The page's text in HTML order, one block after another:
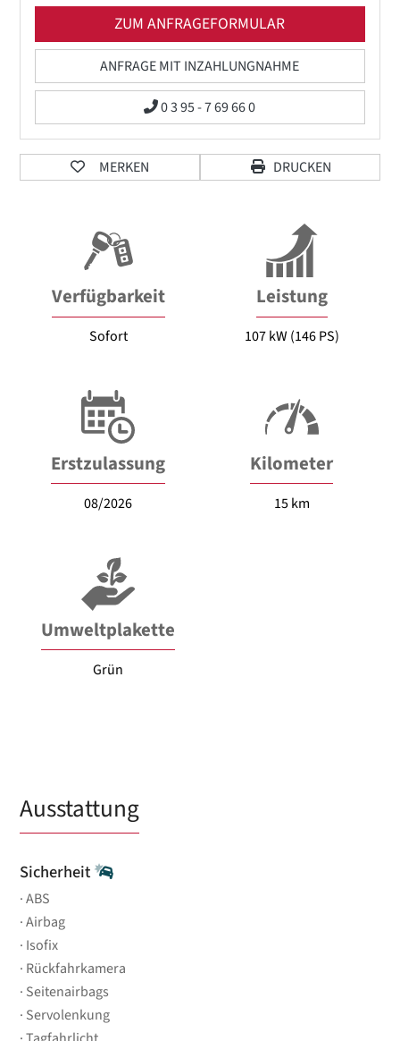
ZUM ANFRAGEFORMULAR
ANFRAGE MIT INZAHLUNGNAHME
0 3 95 - 7 69 66 0
MERKEN DRUCKEN
Verfügbarkeit
Sofort
Leistung
107 kW (146 PS)
Erstzulassung
08/2026
Kilometer
15 km
Umweltplakette
Grün
Ausstattung
Sicherheit
ABS
Airbag
Isofix
Rückfahrkamera
Seitenairbags
Servolenkung